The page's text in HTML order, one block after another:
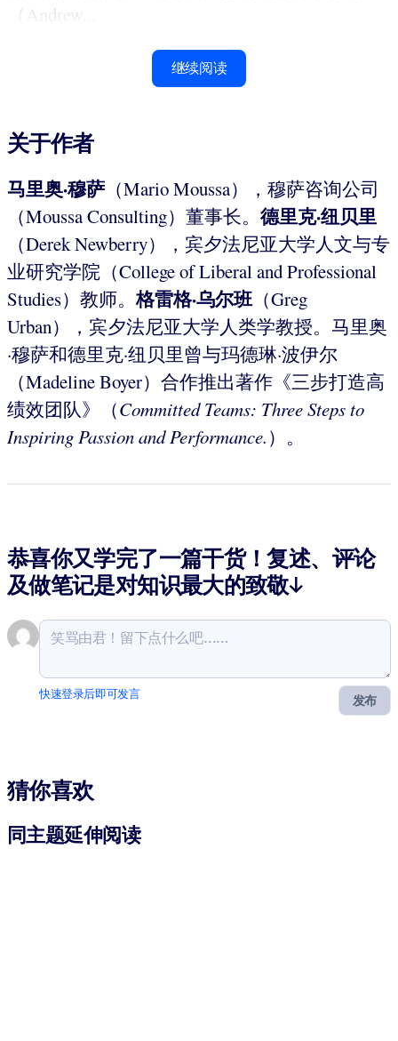
（Andrew...
继续阅读
关于作者
马里奥·穆萨 （Mario Moussa），穆萨咨询公司
（Moussa Consulting）董事长。 德里克·纽贝里
（Derek Newberry），宾夕法尼亚大学人文与专
业研究学院（College of Liberal and Professional
Studies）教师。格雷格·乌尔班（Greg
Urban），宾夕法尼亚大学人类学教授。马里奥
·穆萨和德里克·纽贝里曾与玛德琳·波伊尔
（Madeline Boyer）合作推出著作《三步打造高
绩效团队》（Committed Teams: Three Steps to
Inspiring Passion and Performance.）。
恭喜你又学完了一篇干货！复述、评论
及做笔记是对知识最大的致敬↓
发布
快速登录后即可发言
猜你喜欢
同主题延伸阅读